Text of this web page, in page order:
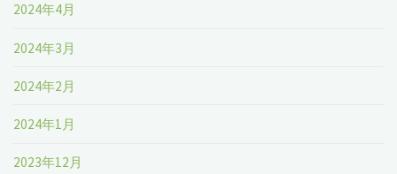
2024年4月
2024年3月
2024年2月
2024年1月
2023年12月